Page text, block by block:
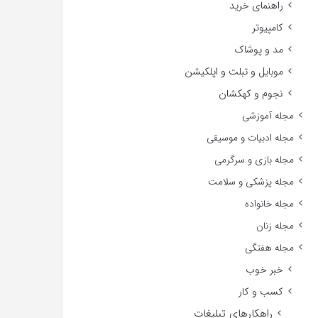
راهنمای خرید
کامپیوتر
مد و پوشاک
موبایل و تبلت و اپلکیشن
نجوم و کهکشان
مجله آموزشی
مجله ادبیات و موسیقی
مجله بازی و سرگرمی
مجله پزشکی و سلامت
مجله خانواده
مجله زنان
مجله هفتگی
خبر خوب
کسب و کار
راهکارهای تبلیغات